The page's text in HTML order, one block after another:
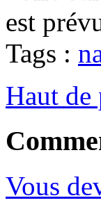
est
Tags :
Haut de
Vous